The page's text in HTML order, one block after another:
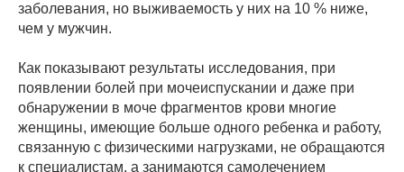
заболевания, но выживаемость у них на 10 % ниже,
чем у мужчин.
Как показывают результаты исследования, при
появлении болей при мочеиспускании и даже при
обнаружении в моче фрагментов крови многие
женщины, имеющие больше одного ребенка и работу,
связанную с физическими нагрузками, не обращаются
к специалистам, а занимаются самолечением